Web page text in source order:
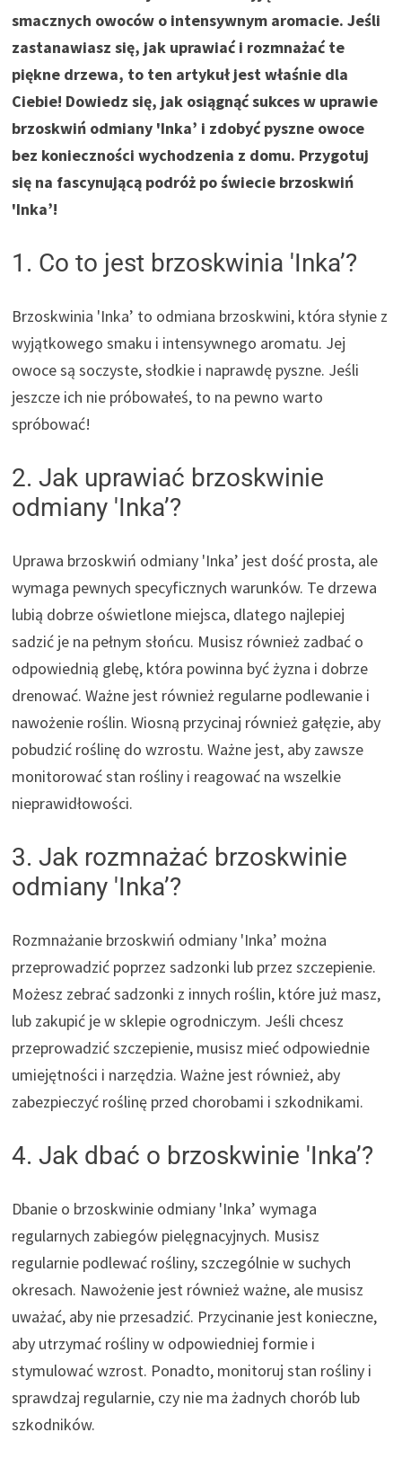
smacznych owoców o intensywnym aromacie. Jeśli
zastanawiasz się, jak uprawiać i rozmnażać te
piękne drzewa, to ten artykuł jest właśnie dla
Ciebie! Dowiedz się, jak osiągnąć sukces w uprawie
brzoskwiń odmiany 'Inka’ i zdobyć pyszne owoce
bez konieczności wychodzenia z domu. Przygotuj
się na fascynującą podróż po świecie brzoskwiń
'Inka’!
1. Co to jest brzoskwinia 'Inka’?
Brzoskwinia 'Inka’ to odmiana brzoskwini, która słynie z
wyjątkowego smaku i intensywnego aromatu. Jej
owoce są soczyste, słodkie i naprawdę pyszne. Jeśli
jeszcze ich nie próbowałeś, to na pewno warto
spróbować!
2. Jak uprawiać brzoskwinie
odmiany 'Inka’?
Uprawa brzoskwiń odmiany 'Inka’ jest dość prosta, ale
wymaga pewnych specyficznych warunków. Te drzewa
lubią dobrze oświetlone miejsca, dlatego najlepiej
sadzić je na pełnym słońcu. Musisz również zadbać o
odpowiednią glebę, która powinna być żyzna i dobrze
drenować. Ważne jest również regularne podlewanie i
nawożenie roślin. Wiosną przycinaj również gałęzie, aby
pobudzić roślinę do wzrostu. Ważne jest, aby zawsze
monitorować stan rośliny i reagować na wszelkie
nieprawidłowości.
3. Jak rozmnażać brzoskwinie
odmiany 'Inka’?
Rozmnażanie brzoskwiń odmiany 'Inka’ można
przeprowadzić poprzez sadzonki lub przez szczepienie.
Możesz zebrać sadzonki z innych roślin, które już masz,
lub zakupić je w sklepie ogrodniczym. Jeśli chcesz
przeprowadzić szczepienie, musisz mieć odpowiednie
umiejętności i narzędzia. Ważne jest również, aby
zabezpieczyć roślinę przed chorobami i szkodnikami.
4. Jak dbać o brzoskwinie 'Inka’?
Dbanie o brzoskwinie odmiany 'Inka’ wymaga
regularnych zabiegów pielęgnacyjnych. Musisz
regularnie podlewać rośliny, szczególnie w suchych
okresach. Nawożenie jest również ważne, ale musisz
uważać, aby nie przesadzić. Przycinanie jest konieczne,
aby utrzymać rośliny w odpowiedniej formie i
stymulować wzrost. Ponadto, monitoruj stan rośliny i
sprawdzaj regularnie, czy nie ma żadnych chorób lub
szkodników.